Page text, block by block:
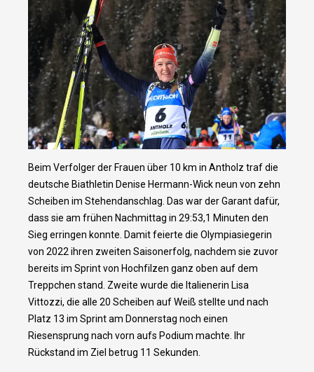
Beim Verfolger der Frauen über 10 km in Antholz traf die
deutsche Biathletin Denise Hermann-Wick neun von zehn
Scheiben im Stehendanschlag. Das war der Garant dafür,
dass sie am frühen Nachmittag in 29:53,1 Minuten den
Sieg erringen konnte. Damit feierte die Olympiasiegerin
von 2022 ihren zweiten Saisonerfolg, nachdem sie zuvor
bereits im Sprint von Hochfilzen ganz oben auf dem
Treppchen stand. Zweite wurde die Italienerin Lisa
Vittozzi, die alle 20 Scheiben auf Weiß stellte und nach
Platz 13 im Sprint am Donnerstag noch einen
Riesensprung nach vorn aufs Podium machte. Ihr
Rückstand im Ziel betrug 11 Sekunden.